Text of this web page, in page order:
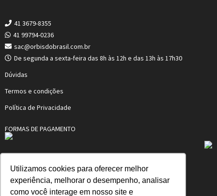
Utilizamos cookies para oferecer melhor
experiência, melhorar o desempenho, analisar
como você interage em nosso site e
41 3679-8355
41 99794-0236
sac@orbisdobrasil.com.br
De segunda a sexta-feira das 8h às 12h e das 13h às 17h30
Dúvidas
Termos e condições
Política de Privacidade
FORMAS DE PAGAMENTO
ORBIS MERTIG DO BRASIL LTDA.
Qualidade e conforto em aquecimento.
I.E.: 90118439-96 – CNPJ: 01.402.079/0001-40